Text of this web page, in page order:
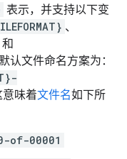
表示，并支持以下变
、
和
认文件命名方案为：
味着文件名如下所
of-00001